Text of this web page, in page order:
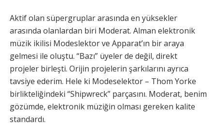
Aktif olan süpergruplar arasında en yüksekler
arasında olanlardan biri Moderat. Alman elektronik
müzik ikilisi Modeslektor ve Apparat’ın bir araya
gelmesi ile oluştu. “Bazı” üyeler de değil, direkt
projeler birleşti. Orijin projelerin şarkılarını ayrıca
tavsiye ederim. Hele ki Modeselektor – Thom Yorke
birlikteliğindeki “Shipwreck” parçasını. Moderat, benim
gözümde, elektronik müziğin olması gereken kalite
standardı.